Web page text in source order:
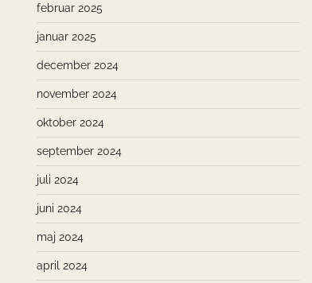
februar 2025
januar 2025
december 2024
november 2024
oktober 2024
september 2024
juli 2024
juni 2024
maj 2024
april 2024